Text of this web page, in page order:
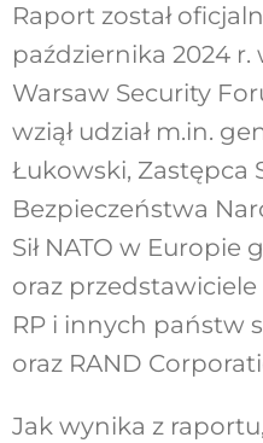
Raport został
października 2024 r.
Warsaw Security
wziął udział m.in.
Łukowski, Zastępca
Bezpieczeństwa
Sił NATO w Europie
oraz przedstawiciele
RP i innych państw
oraz RAND
Jak wynika z